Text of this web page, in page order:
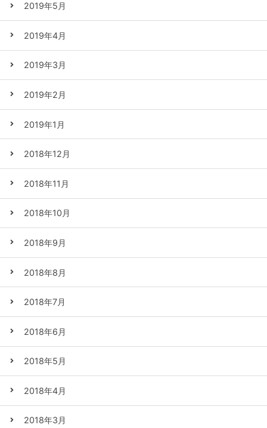
2019年5月
2019年4月
2019年3月
2019年2月
2019年1月
2018年12月
2018年11月
2018年10月
2018年9月
2018年8月
2018年7月
2018年6月
2018年5月
2018年4月
2018年3月